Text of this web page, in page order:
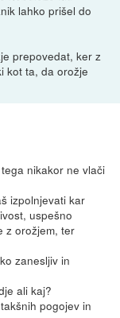
lahko prišel do
prepovedat, ker z
kot ta, da orožje
nikakor ne vlači
izpolnjevati kar
uspešno
z orožjem, ter
zanesljiv in
ali kaj?
pogojev in